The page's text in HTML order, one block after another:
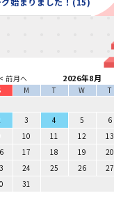
< 前月へ 2026年8月
M T W T
3 4 5 6
10 11 12 13
17 18 19 20
24 25 26 27
31